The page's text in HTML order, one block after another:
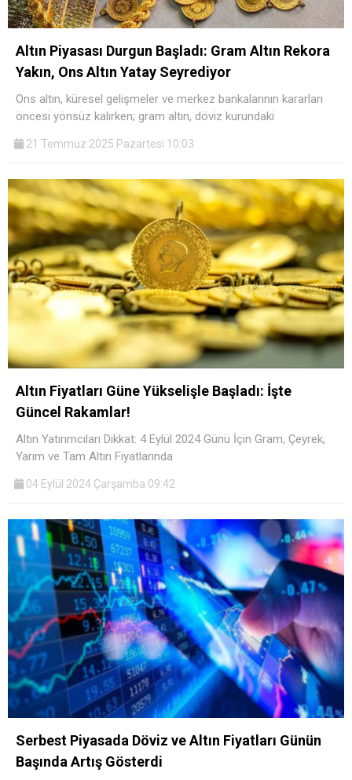
Altın Piyasası Durgun Başladı: Gram Altın Rekora
Yakın, Ons Altın Yatay Seyrediyor
Ons altın, küresel gelişmeler ve merkez bankalarının kararları
öncesi yönsüz kalırken; gram altın, döviz kurundaki
21 Temmuz 2025 Pazartesi 10:03
Altın Fiyatları Güne Yükselişle Başladı: İşte
Güncel Rakamlar!
Altın Yatırımcıları Dikkat: 4 Eylül 2024 Günü İçin Gram, Çeyrek,
Yarım ve Tam Altın Fiyatlarında
04 Eylül 2024 Çarşamba 09:42
Serbest Piyasada Döviz ve Altın Fiyatları Günün
Başında Artış Gösterdi